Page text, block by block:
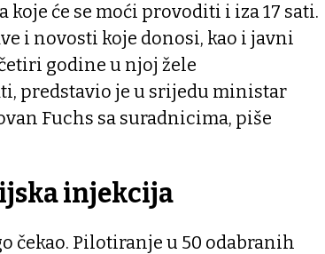
će se moći provoditi i iza 17 sati.
i novosti koje donosi, kao i javni
godine u njoj žele
predstavio je u srijedu ministar
Fuchs sa suradnicima, piše
injekcija
čekao. Pilotiranje u 50 odabranih